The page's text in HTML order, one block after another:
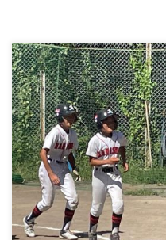
2024/09/15 1部三多摩大会
リー […]